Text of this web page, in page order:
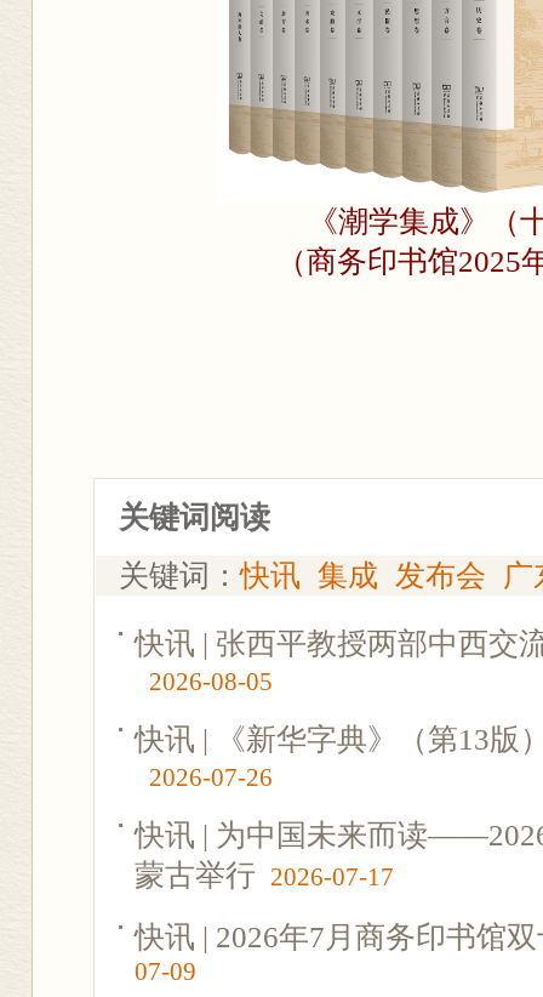
《潮学集成》（
（商务印书馆2025
关键词阅读
关键词：快讯 集成 发布会 广
快讯 | 张西平教授两部中西交
2026-08-05
快讯 | 《新华字典》（第13版
2026-07-26
快讯 | 为中国未来而读
蒙古举行 2026-07-17
快讯 | 2026年7月商务印书馆
07-09